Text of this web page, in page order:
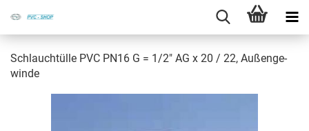
Schlauch­tül­le PVC PN16 G = 1/2" AG x 20 / 22, Au­ßen­ge­
win­de